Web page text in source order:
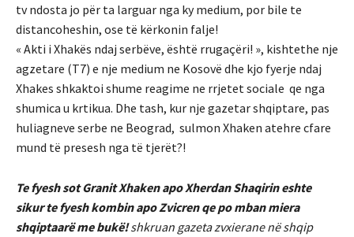
tv ndosta jo për ta larguar nga ky medium, por bile te
distancoheshin, ose të kërkonin falje!
« Akti i Xhakës ndaj serbëve, është rrugaçëri! », kishtethe nje
agzetare (T7) e nje medium ne Kosovë dhe kjo fyerje ndaj
Xhakes shkaktoi shume reagime ne rrjetet sociale qe nga
shumica u krtikua. Dhe tash, kur nje gazetar shqiptare, pas
huliagneve serbe ne Beograd, sulmon Xhaken atehre cfare
mund të presesh nga të tjerët?!
Te fyesh sot Granit Xhaken apo Xherdan Shaqirin eshte
sikur te fyesh kombin apo Zvicren qe po mban miera
shqiptaarë me bukë!shkruan gazeta zvxierane në shqip